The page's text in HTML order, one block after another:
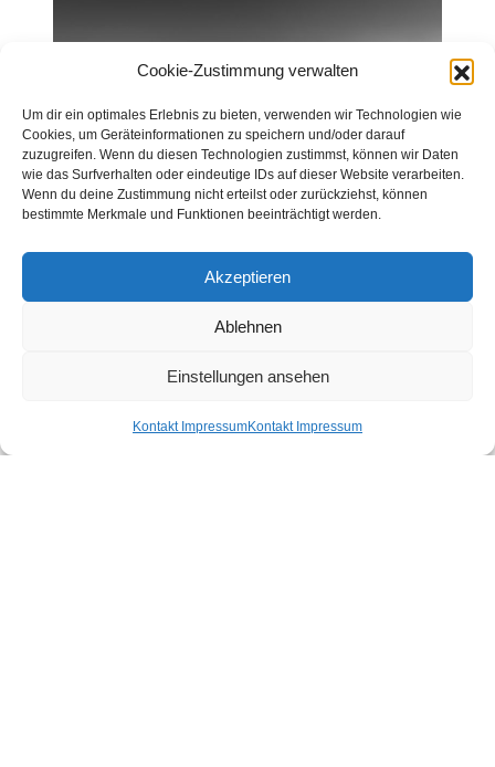
Cookie-Zustimmung verwalten
Um dir ein optimales Erlebnis zu bieten, verwenden wir Technologien wie
Cookies, um Geräteinformationen zu speichern und/oder darauf
zuzugreifen. Wenn du diesen Technologien zustimmst, können wir Daten
wie das Surfverhalten oder eindeutige IDs auf dieser Website verarbeiten.
Wenn du deine Zustimmung nicht erteilst oder zurückziehst, können
bestimmte Merkmale und Funktionen beeinträchtigt werden.
Akzeptieren
Ablehnen
Einstellungen ansehen
Kontakt ImpressumKontakt Impressum